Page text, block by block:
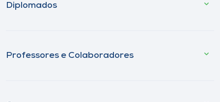
Diplomados
Professores e Colaboradores